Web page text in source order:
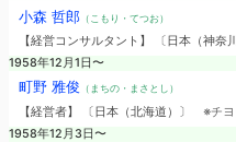
小森 哲郎（こもり・てつお）
【経営コンサルタント】 〔日本（神奈
1958年12月1日〜
町野 雅俊 （まちの・まさとし）
【経営者】 〔日本（北海道）〕 ※チ
1958年12月3日〜